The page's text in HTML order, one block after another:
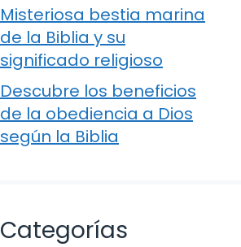
Misteriosa bestia marina
de la Biblia y su
significado religioso
Descubre los beneficios
de la obediencia a Dios
según la Biblia
Categorías